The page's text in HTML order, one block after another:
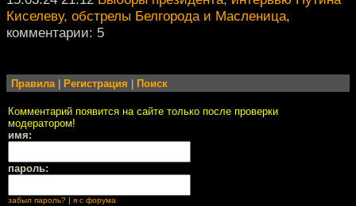
Киселеву, обстрелы Белгорода и Масленица,
комментарии: 5
Правила| Регистрация Поиск
Комментарий появится на сайте только после проверки
модератором!
имя:
пароль:
забыл пароль? я с форума